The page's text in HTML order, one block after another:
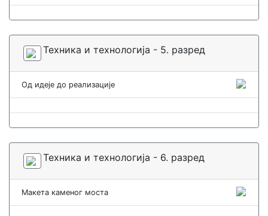
Техника и технологија - 5. разред
Од идеје до реализације
Техника и технологија - 6. разред
Макета каменог моста